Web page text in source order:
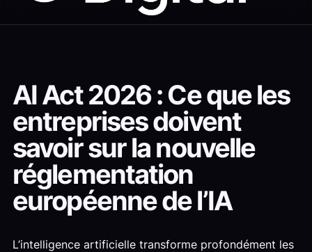
AI Act 2026 : Ce que les
entreprises doivent
savoir sur la nouvelle
réglementation
européenne de l’IA
L’intelligence artificielle transforme profondément les